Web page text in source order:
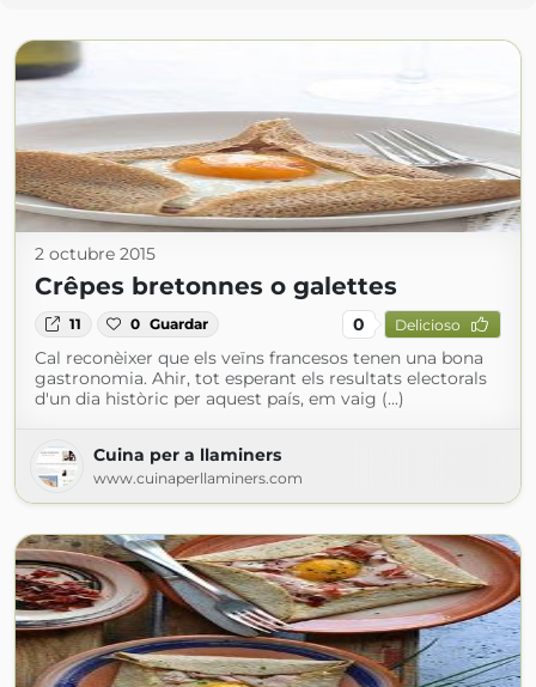
2 octubre 2015
Crêpes bretonnes o galettes
11 0 Guardar 0 Delicioso
Cal reconèixer que els veïns francesos tenen una bona
gastronomia. Ahir, tot esperant els resultats electorals
d'un dia històric per aquest país, em vaig (...)
Cuina per a llaminers
www.cuinaperllaminers.com